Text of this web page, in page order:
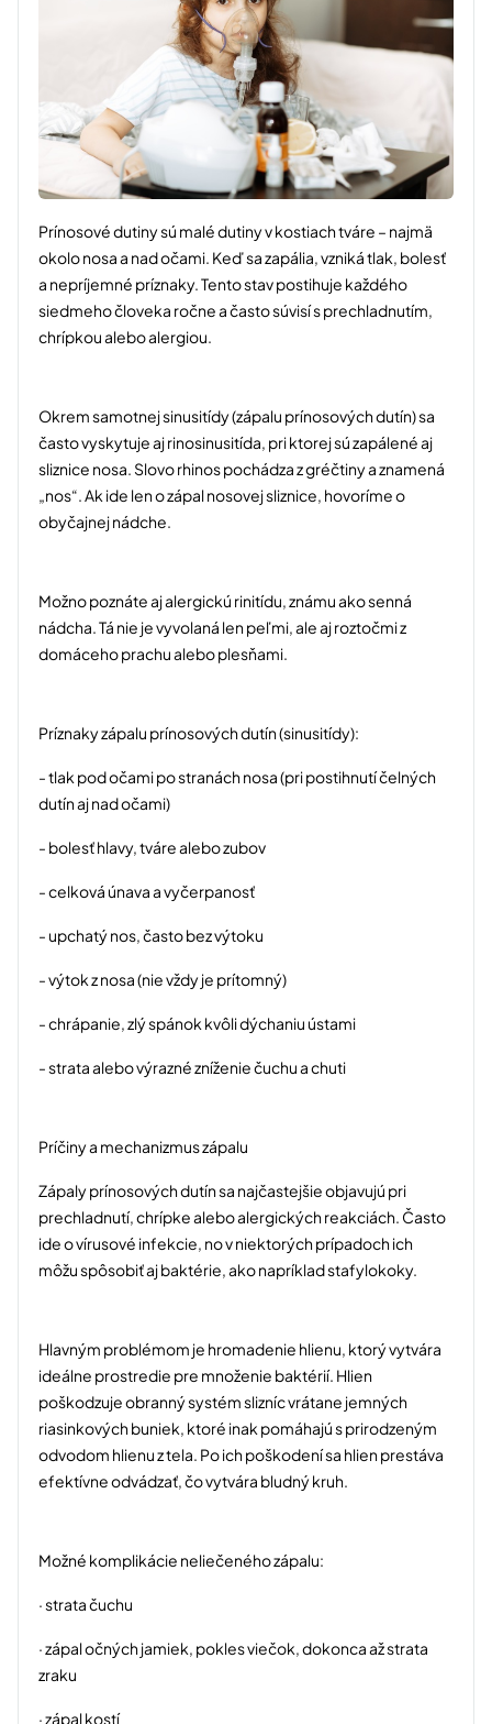
Prínosové dutiny sú malé dutiny v kostiach tváre – najmä
okolo nosa a nad očami. Keď sa zapália, vzniká tlak, bolesť
a nepríjemné príznaky. Tento stav postihuje každého
siedmeho človeka ročne a často súvisí s prechladnutím,
chrípkou alebo alergiou.
Okrem samotnej sinusitídy (zápalu prínosových dutín) sa
často vyskytuje aj rinosinusitída, pri ktorej sú zapálené aj
sliznice nosa. Slovo rhinos pochádza z gréčtiny a znamená
„nos“. Ak ide len o zápal nosovej sliznice, hovoríme o
obyčajnej nádche.
Možno poznáte aj alergickú rinitídu, známu ako senná
nádcha. Tá nie je vyvolaná len peľmi, ale aj roztočmi z
domáceho prachu alebo plesňami.
Príznaky zápalu prínosových dutín (sinusitídy):
- tlak pod očami po stranách nosa (pri postihnutí čelných
dutín aj nad očami)
- bolesť hlavy, tváre alebo zubov
- celková únava a vyčerpanosť
- upchatý nos, často bez výtoku
- výtok z nosa (nie vždy je prítomný)
- chrápanie, zlý spánok kvôli dýchaniu ústami
- strata alebo výrazné zníženie čuchu a chuti
Príčiny a mechanizmus zápalu
Zápaly prínosových dutín sa najčastejšie objavujú pri
prechladnutí, chrípke alebo alergických reakciách. Často
ide o vírusové infekcie, no v niektorých prípadoch ich
môžu spôsobiť aj baktérie, ako napríklad stafylokoky.
Hlavným problémom je hromadenie hlienu, ktorý vytvára
ideálne prostredie pre množenie baktérií. Hlien
poškodzuje obranný systém slizníc vrátane jemných
riasinkových buniek, ktoré inak pomáhajú s prirodzeným
odvodom hlienu z tela. Po ich poškodení sa hlien prestáva
efektívne odvádzať, čo vytvára bludný kruh.
Možné komplikácie neliečeného zápalu:
· strata čuchu
· zápal očných jamiek, pokles viečok, dokonca až strata
zraku
· zápal kostí